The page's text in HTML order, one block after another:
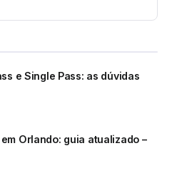
e Single Pass: as dúvidas
Orlando: guia atualizado –